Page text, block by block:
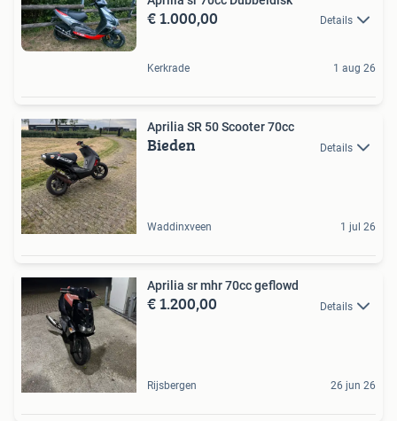
€ 1.000,00 Details
Kerkrade 1 aug 26
Aprilia SR 50 Scooter 70cc
Bieden Details
Waddinxveen 1 jul 26
Aprilia sr mhr 70cc geflowd
€ 1.200,00 Details
Rijsbergen 26 jun 26